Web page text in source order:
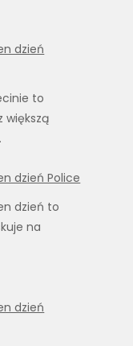
dzień
to
większą
dzień Police
dzień to
na
dzień